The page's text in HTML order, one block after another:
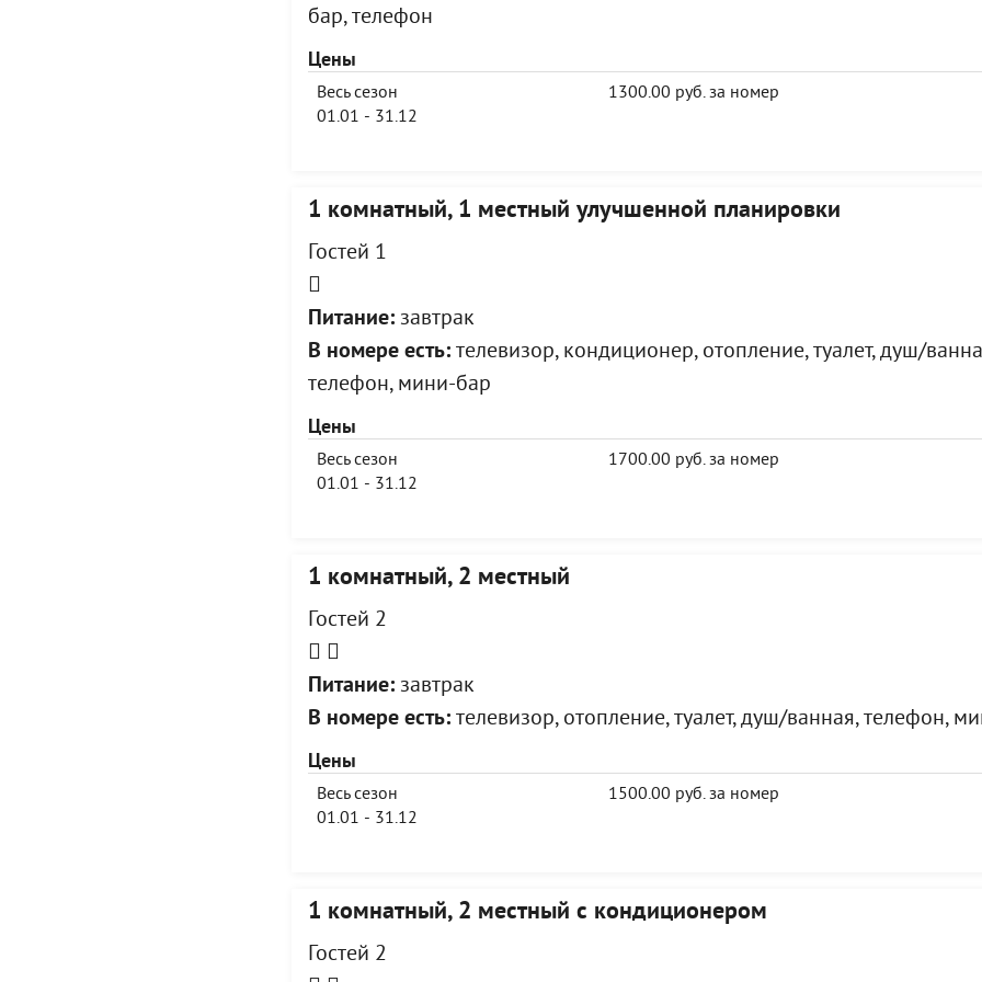
бар, телефон
Цены
Весь сезон
01.01 - 31.12
1300.00 руб. за номер
1 комнатный, 1 местный улучшенной планировки
Гостей 1
Питание:завтрак
В номере есть:телевизор, кондиционер, отопление, туалет, душ/
телефон, мини-бар
Цены
Весь сезон
01.01 - 31.12
1700.00 руб. за номер
1 комнатный, 2 местный
Гостей 2
Питание:завтрак
В номере есть:телевизор, отопление, туалет, душ/ванная, телефон,
Цены
Весь сезон
01.01 - 31.12
1500.00 руб. за номер
1 комнатный, 2 местный с кондиционером
Гостей 2